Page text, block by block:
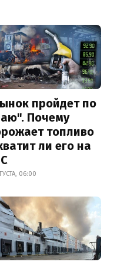
пройдет по
Почему
топливо
ли его на
06:00